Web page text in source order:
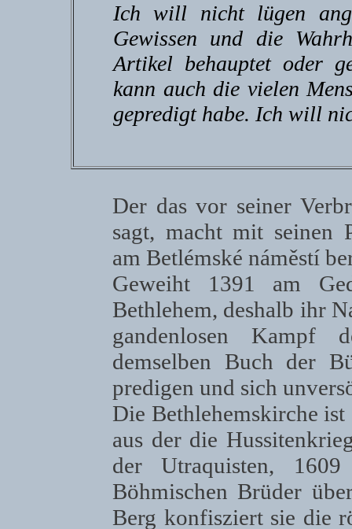
Ich will nicht lügen
Gewissen und die
Artikel behauptet oder
kann auch die vielen
gepredigt habe. Ich will
Der das vor seiner
sagt, macht mit seinen
am Betlémské náměstí
Geweiht 1391 am
Bethlehem, deshalb ihr
gandenlosen
demselben Buch der
predigen und sich
Die Bethlehemskirche
aus der die
der Utraquisten,
Böhmischen Brüder
Berg konfisziert sie die